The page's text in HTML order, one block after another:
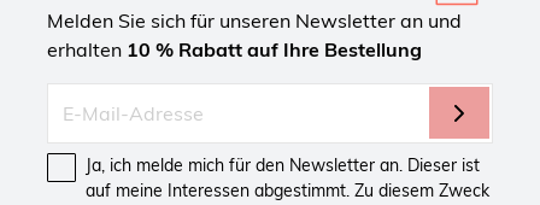
mehr auf eine Biker-Jacke aus Kunstleder über deinem
Alltags-Outfit, um einen coolen Look zu kreieren? Einen
echten Power-Look zu erschaffen ist nicht so schwer, wie es
aussieht. MS Mode hilft Plus-Size-Frauen, die ihrem Outfit
den gewissen Extra-Touch verleihen möchten.
Ideal für alle Wetterlagen
Diese Jacken sind perfekt für alle Jahreszeiten geeignet. Im
Herbst kannst du diese Jacken über einem Kleid anziehen,
Melden Sie sich für unseren Newsletter an und
erhalten 10 % Rabatt auf Ihre Bestellung
Ja, ich melde mich für den Newsletter an. Dieser ist
auf meine Interessen abgestimmt. Zu diesem Zweck